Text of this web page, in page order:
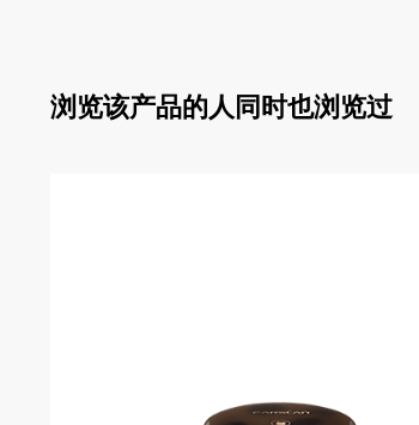
浏览该产品的人同时也浏览过